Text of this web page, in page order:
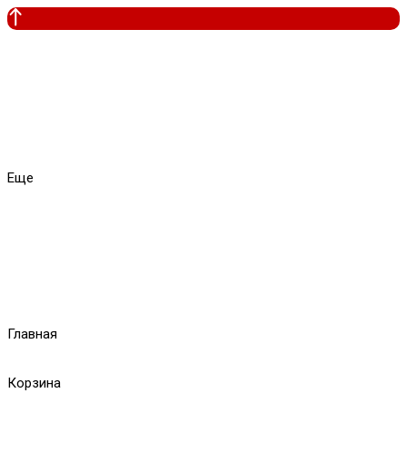
Еще
Главная
Корзина